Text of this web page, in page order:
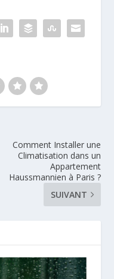
Comment Installer une
Climatisation dans un
Appartement
Haussmannien à Paris ?
SUIVANT